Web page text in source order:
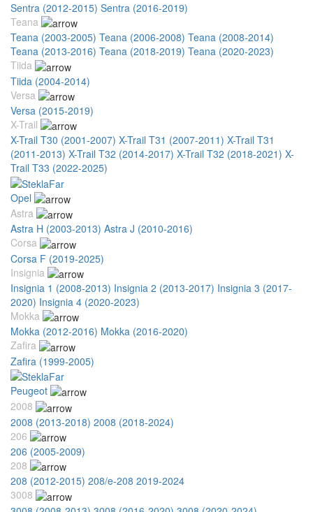
Sentra (2012-2015) Sentra (2016-2019)
Teana
Teana (2003-2005) Teana (2006-2008) Teana (2008-2014)
Teana (2013-2016) Teana (2018-2019) Teana (2020-2023)
Tiida
Tiida (2004-2014)
Versa
Versa (2015-2019)
X-Trail
X-Trail T30 (2001-2007) X-Trail T31 (2007-2011) X-Trail T31
(2011-2013) X-Trail T32 (2014-2017) X-Trail T32 (2018-2021) X-
Trail T33 (2022-2025)
Opel
Astra
Astra H (2003-2013) Astra J (2010-2016)
Corsa
Corsa F (2019-2025)
Insignia
Insignia 1 (2008-2013) Insignia 2 (2013-2017) Insignia 3 (2017-
2020) Insignia 4 (2020-2023)
Mokka
Mokka (2012-2016) Mokka (2016-2020)
Zafira
Zafira (1999-2005)
Peugeot
2008
2008 (2013-2018) 2008 (2018-2024)
206
206 (2005-2009)
208
208 (2012-2015) 208/e-208 2019-2024
3008